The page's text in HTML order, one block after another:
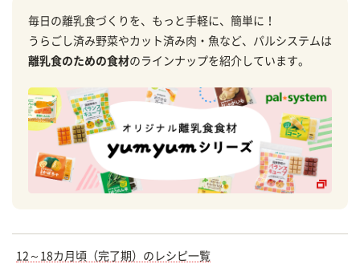
毎日の離乳食づくりを、もっと手軽に、簡単に！
うらごし済み野菜やカット済み肉・魚など、パルシステムは
離乳食のための食材のラインナップを紹介しています。
12～18カ月頃（完了期）のレシピ一覧